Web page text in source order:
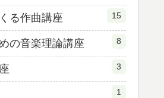
る作曲講座 15
の音楽理論講座 8
3
1